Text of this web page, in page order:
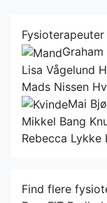
Fysioterapeuter
Lisa Vågelund
Mads Nissen
Mai
Mikkel Bang
Rebecca Lykke
Find flere